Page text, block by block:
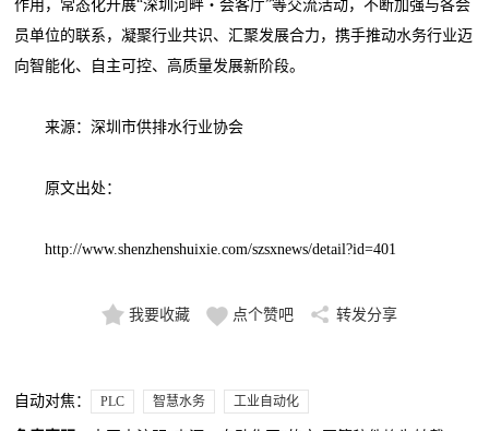
作用，常态化开展“深圳河畔・会客厅”等交流活动，不断加强与各会
员单位的联系，凝聚行业共识、汇聚发展合力，携手推动水务行业迈
向智能化、自主可控、高质量发展新阶段。
来源：深圳市供排水行业协会
原文出处：
http://www.shenzhenshuixie.com/szsxnews/detail?id=401
我要收藏 点个赞吧 转发分享
自动对焦： PLC 智慧水务 工业自动化